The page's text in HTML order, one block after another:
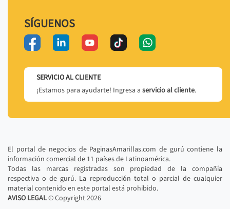
SÍGUENOS
SERVICIO AL CLIENTE
¡Estamos para ayudarte! Ingresa a servicio al cliente.
El portal de negocios de PaginasAmarillas.com de gurú contiene la
información comercial de 11 países de Latinoamérica.
Todas las marcas registradas son propiedad de la compañía
respectiva o de gurú. La reproducción total o parcial de cualquier
material contenido en este portal está prohibido.
AVISO LEGAL© Copyright2026